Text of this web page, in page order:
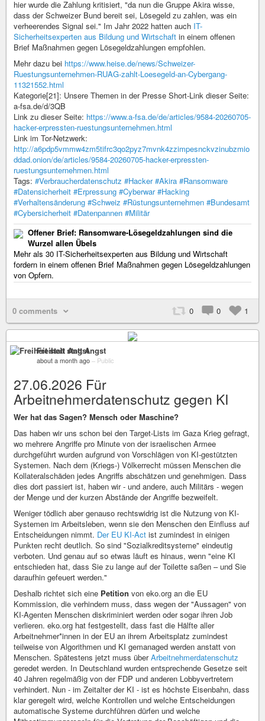
hier wurde die Zahlung kritisiert, "da nun die Gruppe Akira wisse,
dass der Schweizer Bund bereit sei, Lösegeld zu zahlen, was ein
verheerendes Signal sei." Im Jahr 2022 hatten auch IT-
Sicherheitsexperten aus Bildung und Wirtschaft in einem offenen
Brief Maßnahmen gegen Lösegeldzahlungen empfohlen.
Mehr dazu bei https://www.heise.de/news/Schweizer-
Ruestungsunternehmen-RUAG-zahlt-Loesegeld-an-Cybergang-
11321552.html
Kategorie[21]: Unsere Themen in der Presse Short-Link dieser Seite:
a-fsa.de/d/3QB
Link zu dieser Seite: https://www.a-fsa.de/de/articles/9584-20260705-
hacker-erpressten-ruestungsunternehmen.html
Link im Tor-Netzwerk:
http://a6pdp5vmmw4zm5tifrc3qo2pyz7mvnk4zzimpesnckvzinubzmio
ddad.onion/de/articles/9584-20260705-hacker-erpressten-
ruestungsunternehmen.html
Tags: #Verbraucherdatenschutz #Hacker #Akira #Ransomware
#Datensicherheit #Erpressung #Cyberwar #Hacking
#Verhaltensänderung #Schweiz #Rüstungsunternehmen #Bundesamt
#Cybersicherheit #Datenpannen #Militär
Offener Brief: Ransomware-Lösegeldzahlungen sind die
Wurzel allen Übels
Mehr als 30 IT-Sicherheitsexperten aus Bildung und Wirtschaft
fordern in einem offenen Brief Maßnahmen gegen Lösegeldzahlungen
von Opfern.
0 comments 0 0 1
Freiheit statt Angst
about a month ago – Public
27.06.2026 Für
Arbeitnehmerdatenschutz gegen KI
Wer hat das Sagen? Mensch oder Maschine?
Das haben wir uns schon bei den Target-Lists im Gaza Krieg gefragt,
wo mehrere Angriffe pro Minute von der israelischen Armee
durchgeführt wurden aufgrund von Vorschlägen von KI-gestützten
Systemen. Nach dem (Kriegs-) Völkerrecht müssen Menschen die
Kollateralschäden jedes Angriffs abschätzen und genehmigen. Dass
dies dort passiert ist, haben wir - und andere, auch Militärs - wegen
der Menge und der kurzen Abstände der Angriffe bezweifelt.
Weniger tödlich aber genauso rechtswidrig ist die Nutzung von KI-
Systemen im Arbeitsleben, wenn sie den Menschen den Einfluss auf
Entscheidungen nimmt. Der EU KI-Act ist zumindest in einigen
Punkten recht deutlich. So sind "Sozialkreditsysteme" eindeutig
verboten. Und genau auf so etwas läuft es hinaus, wenn "eine KI
entschieden hat, dass Sie zu lange auf der Toilette saßen – und Sie
daraufhin gefeuert werden."
Deshalb richtet sich eine Petition von eko.org an die EU
Kommission, die verhindern muss, dass wegen der "Aussagen" von
KI-Agenten Menschen diskriminiert werden oder sogar ihren Job
verlieren. eko.org hat festgestellt, dass fast die Hälfte aller
Arbeitnehmer*innen in der EU an ihrem Arbeitsplatz zumindest
teilweise von Algorithmen und KI gemanaged werden anstatt von
Menschen. Spätestens jetzt muss überArbeitnehmerdatenschutz
geredet werden. In Deutschland wurden entsprechende Gesetze seit
40 Jahren regelmäßig von der FDP und anderen Lobbyvertretern
verhindert. Nun - im Zeitalter der KI - ist es höchste Eisenbahn, dass
klar geregelt wird, welche Kontrollen und welche Entscheidungen
automatische Systeme durchführen dürfen und welche